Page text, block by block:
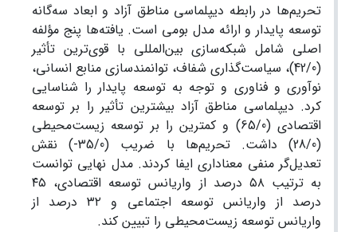
تحریم‌ها در رابطه دیپلماسی مناطق آزاد و ابعاد سه‌گانه
توسعه پایدار و ارائه مدل بومی است. یافته‌ها پنج مؤلفه
اصلی شامل شبکه‌سازی بین‌المللی با قوی‌ترین تأثیر
(42/0)، سیاست‌گذاری شفاف، توانمندسازی منابع انسانی،
نوآوری و فناوری و توجه به توسعه پایدار را شناسایی
کرد. دیپلماسی مناطق آزاد بیشترین تأثیر را بر توسعه
اقتصادی (65/0) و کمترین را بر توسعه زیست‌محیطی
(28/0) داشت. تحریم‌ها با ضریب (35/0-) نقش
تعدیل‌گر منفی معناداری ایفا کردند. مدل نهایی توانست
به ترتیب ۵۸ درصد از واریانس توسعه اقتصادی، ۴۵
درصد از واریانس توسعه اجتماعی و ۳۲ درصد از
واریانس توسعه زیست‌محیطی را تبیین کند.